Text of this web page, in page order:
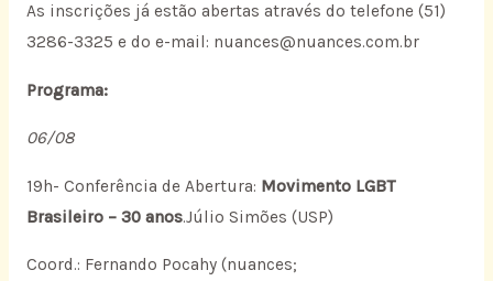
As inscrições já estão abertas através do telefone (51)
3286-3325 e do e-mail: nuances@nuances.com.br
Programa:
06/08
19h- Conferência de Abertura: Movimento LGBT
Brasileiro – 30 anos.Júlio Simões (USP)
Coord.: Fernando Pocahy (nuances;